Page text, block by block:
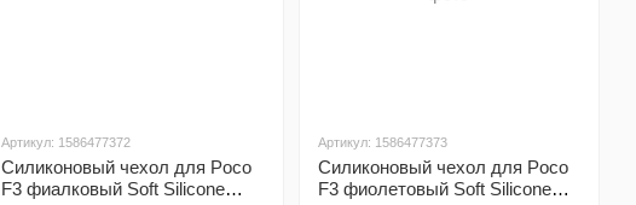
Артикул: 1586477372
Силиконовый чехол для Poco
F3 фиалковый Soft Silicone
Артикул: 1586477373
Силиконовый чехол для Poco
F3 фиолетовый Soft Silicone